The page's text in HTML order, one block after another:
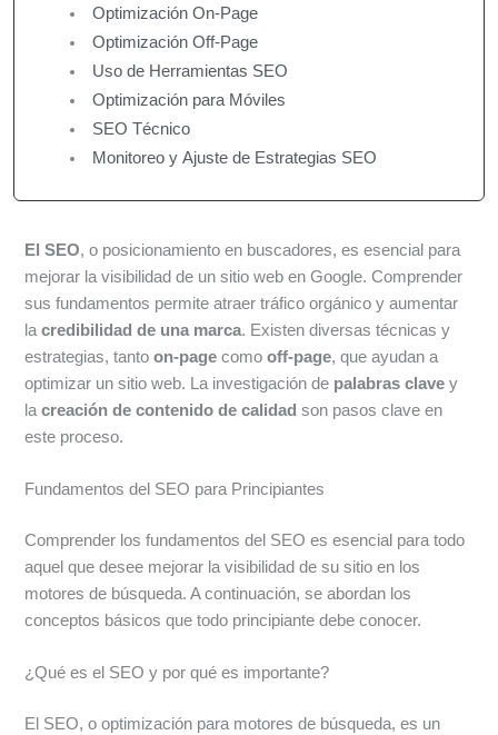
Optimización On-Page
Optimización Off-Page
Uso de Herramientas SEO
Optimización para Móviles
SEO Técnico
Monitoreo y Ajuste de Estrategias SEO
El SEO, o posicionamiento en buscadores, es esencial para
mejorar la visibilidad de un sitio web en Google. Comprender
sus fundamentos permite atraer tráfico orgánico y aumentar
lacredibilidad de una marca. Existen diversas técnicas y
estrategias, tantoon-page comooff-page, que ayudan a
optimizar un sitio web. La investigación de palabras clave y
lacreación de contenido de calidadson pasos clave en
este proceso.
Fundamentos del SEO para Principiantes
Comprender los fundamentos del SEO es esencial para todo
aquel que desee mejorar la visibilidad de su sitio en los
motores de búsqueda. A continuación, se abordan los
conceptos básicos que todo principiante debe conocer.
¿Qué es el SEO y por qué es importante?
El SEO, o optimización para motores de búsqueda, es un